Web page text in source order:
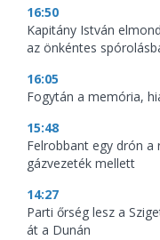
16:50
Kapitány István
az önkéntes
16:05
Fogytán a memória,
15:48
Felrobbant egy drón
gázvezeték mellett
14:27
Parti őrség lesz a
át a Dunán